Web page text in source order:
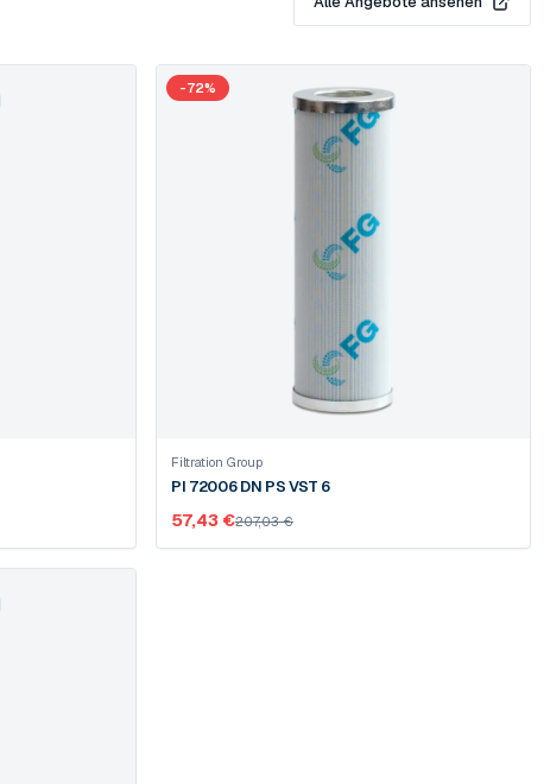
-72%
Filtration Group
PI 72006 DN PS VST 6
57,43 €207,03 €